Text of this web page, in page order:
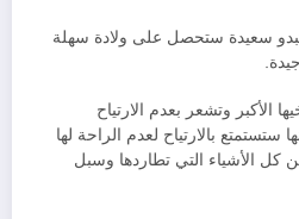
سعيدة ستحصل على ولادة سهلة
الأكبر وتشعر بعدم الارتياح
بالارتياح لعدم الراحة لها
كل الأشياء التي تطاردها وسبل